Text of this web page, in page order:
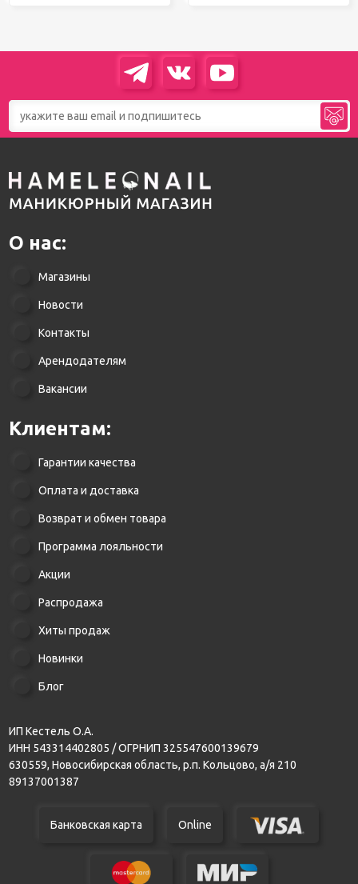
О нас:
Магазины
Новости
Контакты
Арендодателям
Вакансии
Клиентам:
Гарантии качества
Оплата и доставка
Возврат и обмен товара
Программа лояльности
Акции
Распродажа
Хиты продаж
Новинки
Блог
ИП Кестель О.А.
ИНН 543314402805 / ОГРНИП 325547600139679
630559, Новосибирская область, р.п. Кольцово, а/я 210
89137001387
Банковская карта Online